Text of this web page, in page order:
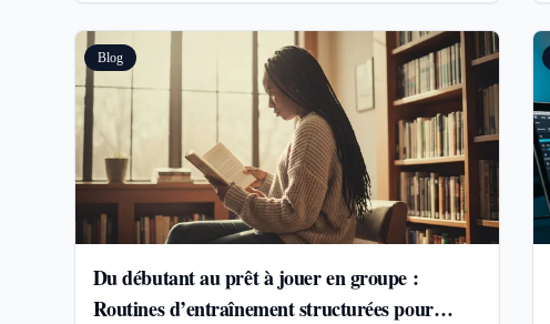
Blog
Du débutant au prêt à jouer en groupe :
Routines d’entraînement structurées pour